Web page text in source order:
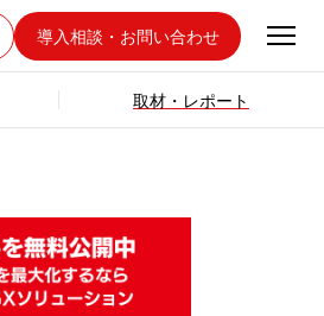
導入相談・お問い合わせ
取材・レポート